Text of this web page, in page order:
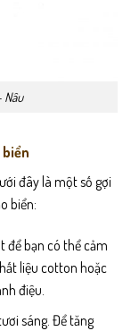
Nâu
đây là một số gợi
biển:
để bạn có thể cảm
liệu cotton hoặc
điệu.
sáng. Để tăng